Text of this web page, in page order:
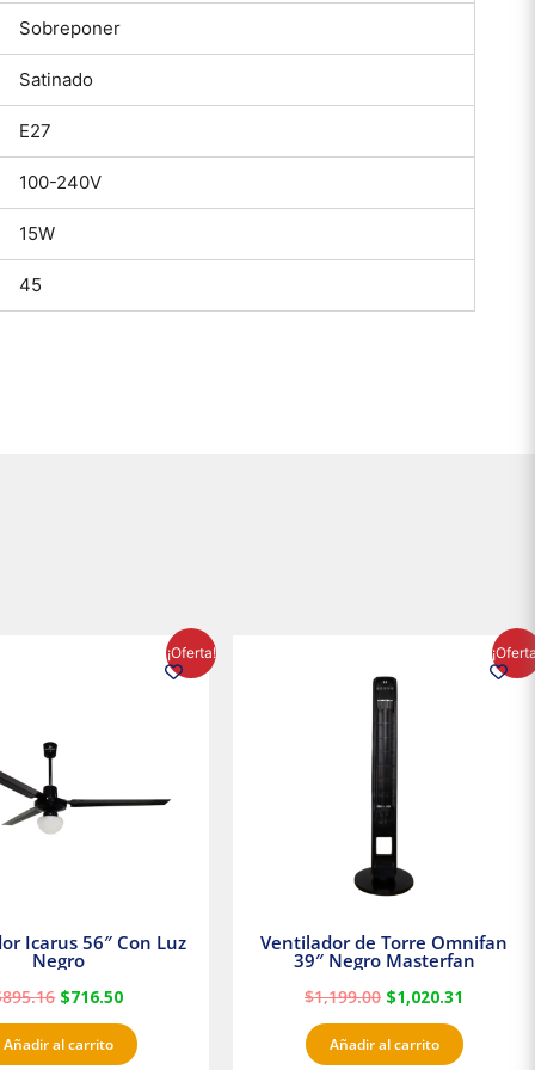
Sobreponer
Satinado
E27
100-240V
15W
45
¡Oferta!
Icarus 56″ Con Luz
Negro
895.16 $716.50
precio
actual
Añadir al carrito
Ventilador de Torre Omnifan
39″ Negro Masterfan
$1,199.00
original
era:
$1,199.00.
$1,020.31
precio
actual
Añadir al carrito